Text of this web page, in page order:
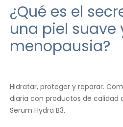
¿Qué es el
una piel suave
menopausia?
Hidratar, proteger y reparar.
diaria con productos de calidad
Serum Hydra B3.